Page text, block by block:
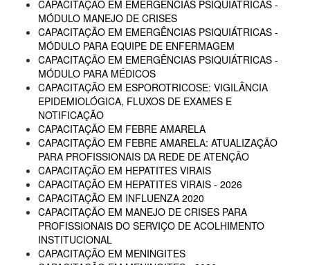
CAPACITAÇÃO EM EMERGÊNCIAS PSIQUIÁTRICAS -
MÓDULO MANEJO DE CRISES
CAPACITAÇÃO EM EMERGÊNCIAS PSIQUIÁTRICAS -
MÓDULO PARA EQUIPE DE ENFERMAGEM
CAPACITAÇÃO EM EMERGÊNCIAS PSIQUIÁTRICAS -
MÓDULO PARA MÉDICOS
CAPACITAÇÃO EM ESPOROTRICOSE: VIGILÂNCIA
EPIDEMIOLÓGICA, FLUXOS DE EXAMES E
NOTIFICAÇÃO
CAPACITAÇÃO EM FEBRE AMARELA
CAPACITAÇÃO EM FEBRE AMARELA: ATUALIZAÇÃO
PARA PROFISSIONAIS DA REDE DE ATENÇÃO
CAPACITAÇÃO EM HEPATITES VIRAIS
CAPACITAÇÃO EM HEPATITES VIRAIS - 2026
CAPACITAÇÃO EM INFLUENZA 2020
CAPACITAÇÃO EM MANEJO DE CRISES PARA
PROFISSIONAIS DO SERVIÇO DE ACOLHIMENTO
INSTITUCIONAL
CAPACITAÇÃO EM MENINGITES